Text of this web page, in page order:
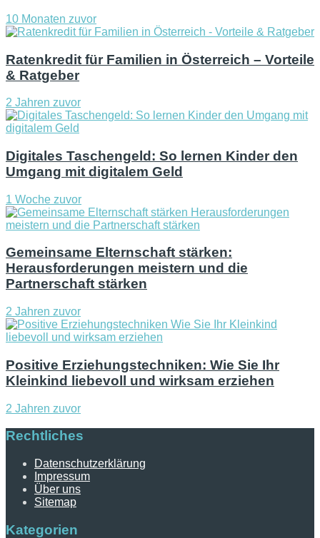
10 Monaten zuvor
Ratenkredit für Familien in Österreich – Vorteile
& Ratgeber
2 Jahren zuvor
Digitales Taschengeld: So lernen Kinder den
Umgang mit digitalem Geld
1 Woche zuvor
Gemeinsame Elternschaft stärken:
Herausforderungen meistern und die
Partnerschaft stärken
2 Jahren zuvor
Positive Erziehungstechniken: Wie Sie Ihr
Kleinkind liebevoll und wirksam erziehen
2 Jahren zuvor
Rechtliches
Datenschutzerklärung
Impressum
Über uns
Sitemap
Kategorien